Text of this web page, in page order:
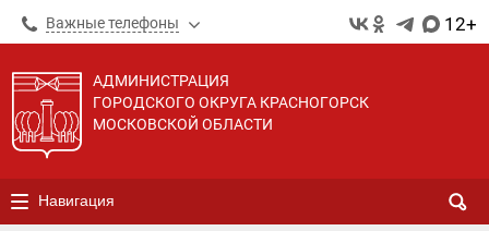
Важные телефоны 12+
АДМИНИСТРАЦИЯ
ГОРОДСКОГО ОКРУГА КРАСНОГОРСК
МОСКОВСКОЙ ОБЛАСТИ
Навигация